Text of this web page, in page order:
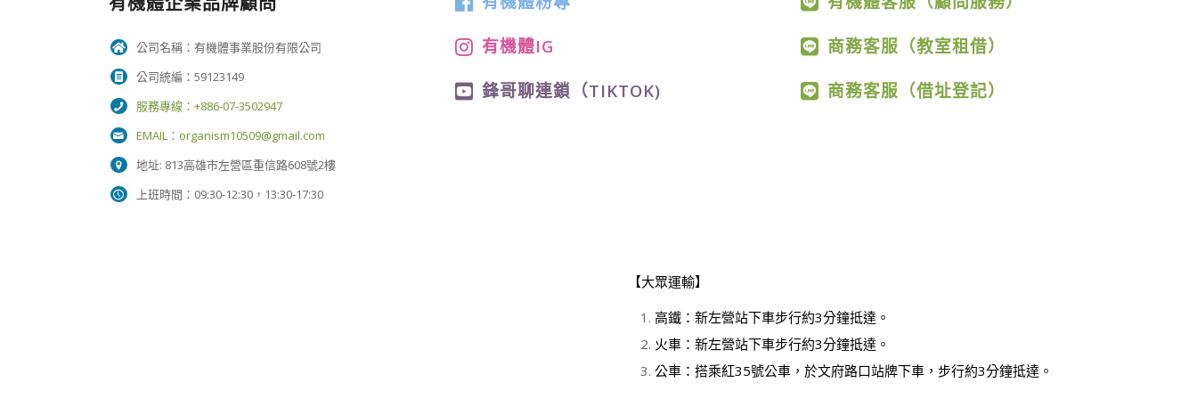
公司名稱：有機體事業股份有限公司
公司統編：59123149
服務專線：+886-07-3502947
EMAIL： organism10509@gmail.com
地址: 813高雄市左營區重信路608號2樓
上班時間：09:30-12:30，13:30-17:30
有機體IG
鋒哥聊連鎖（TIKTOK)
商務客服（教室租借）
商務客服（借址登記）
【大眾運輸】
高鐵：新左營站下車步行約3分鐘抵達。
火車：新左營站下車步行約3分鐘抵達。
公車：搭乘紅35號公車，於文府路口站牌下車，步行約3分鐘抵達。